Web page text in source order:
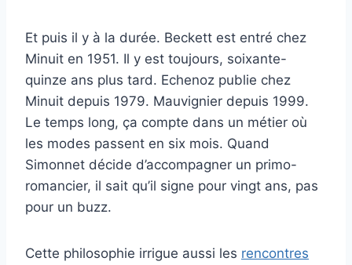
Et puis il y à la durée. Beckett est entré chez
Minuit en 1951. Il y est toujours, soixante-
quinze ans plus tard. Echenoz publie chez
Minuit depuis 1979. Mauvignier depuis 1999.
Le temps long, ça compte dans un métier où
les modes passent en six mois. Quand
Simonnet décide d’accompagner un primo-
romancier, il sait qu’il signe pour vingt ans, pas
pour un buzz.
Cette philosophie irrigue aussi les rencontres